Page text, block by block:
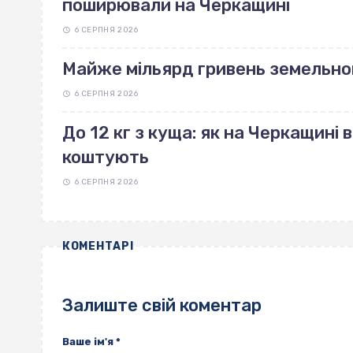
поширювали на Черкащині
6 СЕРПНЯ 2026
Майже мільярд гривень
6 СЕРПНЯ 2026
До 12 кг з куща: як на Черкащині
коштують
6 СЕРПНЯ 2026
КОМЕНТАРІ
Залиште свій коментар
Ваше ім'я *